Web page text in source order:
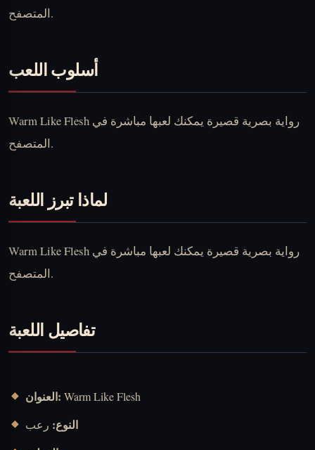
المتصفح.
أسلوب اللعب
Warm Like Flesh رواية بصرية قصيرة يمكنك لعبها مباشرة في
المتصفح.
لماذا تبرز اللعبة
Warm Like Flesh رواية بصرية قصيرة يمكنك لعبها مباشرة في
المتصفح.
تفاصيل اللعبة
العنوان: Warm Like Flesh
النوع: رعب